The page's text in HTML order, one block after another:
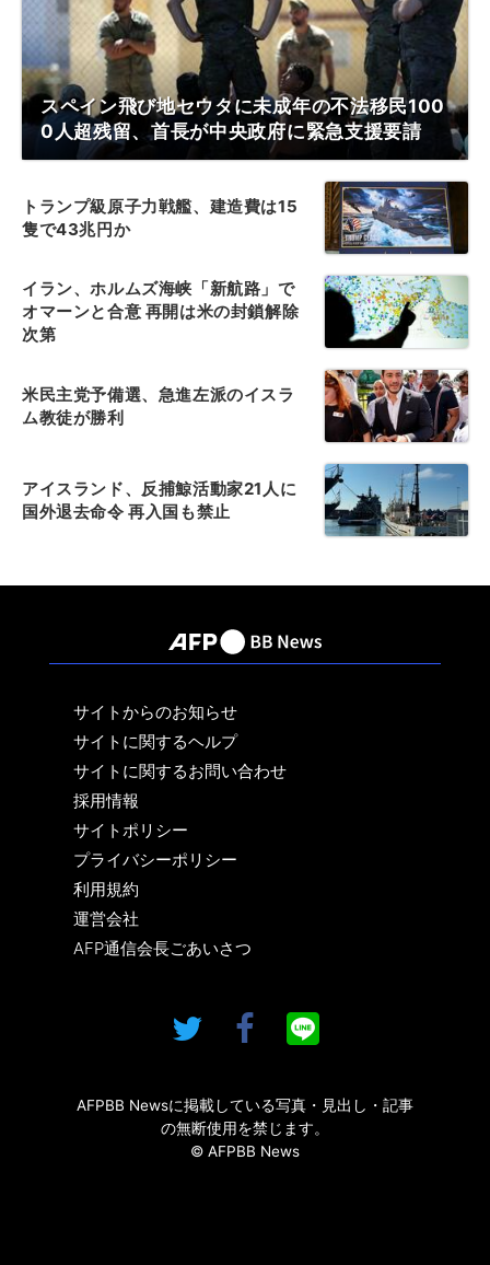
スペイン飛び地セウタに未成年の不法移民100
0人超残留、首長が中央政府に緊急支援要請
トランプ級原子力戦艦、建造費は15
隻で43兆円か
イラン、ホルムズ海峡「新航路」で
オマーンと合意 再開は米の封鎖解除
次第
米民主党予備選、急進左派のイスラ
ム教徒が勝利
アイスランド、反捕鯨活動家21人に
国外退去命令 再入国も禁止
サイトからのお知らせ
サイトに関するヘルプ
サイトに関するお問い合わせ
採用情報
サイトポリシー
プライバシーポリシー
利用規約
運営会社
AFP通信会長ごあいさつ
AFPBB Newsに掲載している写真・見出し・記事
の無断使用を禁じます。
© AFPBB News